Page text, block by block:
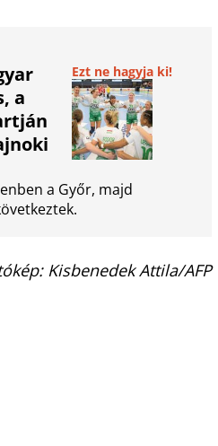
a
Ezt ne hagyja ki!
a Győr, majd
Kisbenedek Attila/AFP